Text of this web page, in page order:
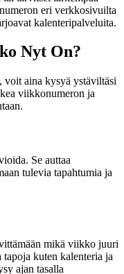
eri verkkosivuilta
kalenteripalveluita.
Nyt On?
voit aina kysyä ystäviltäsi
viikkonumeron ja
Se auttaa
tulevia tapahtumia ja
mikä viikko juuri
kuten kalenteria ja
ajan tasalla